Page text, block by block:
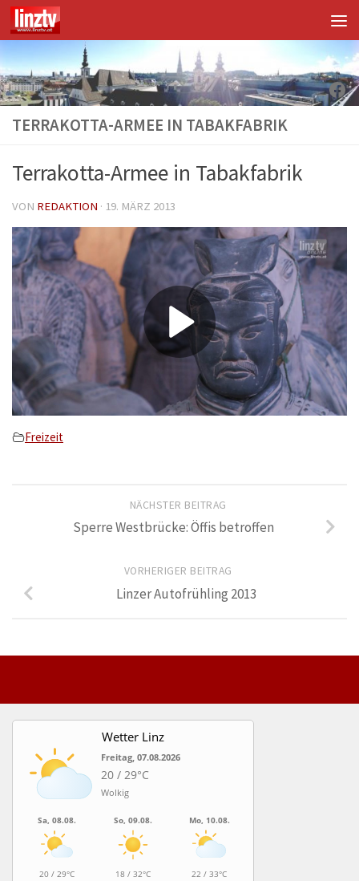
Unter dem Inhalt
TERRAKOTTA-ARMEE IN TABAKFABRIK
Terrakotta-Armee in Tabakfabrik
VON REDAKTION · 19. MÄRZ 2013
Freizeit
NÄCHSTER BEITRAG
Sperre Westbrücke: Öffis betroffen
VORHERIGER BEITRAG
Linzer Autofrühling 2013
Wetter Linz
Freitag, 07.08.2026
20 / 29°C
Wolkig
Sa, 08.08.
20 / 29°C
So, 09.08.
18 / 32°C
Mo, 10.08.
22 / 33°C